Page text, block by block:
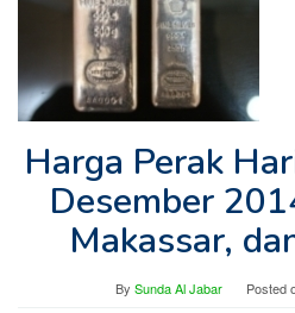
Harga Perak
Desember
Makassar,
By Sunda Al Jabar Posted